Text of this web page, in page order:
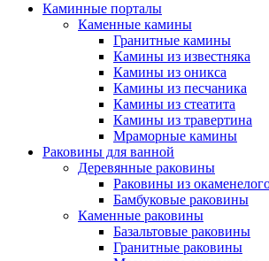
Каминные порталы
Каменные камины
Гранитные камины
Камины из известняка
Камины из оникса
Камины из песчаника
Камины из стеатита
Камины из травертина
Мраморные камины
Раковины для ванной
Деревянные раковины
Раковины из
Бамбуковые раковины
Каменные раковины
Базальтовые раковины
Гранитные раковины